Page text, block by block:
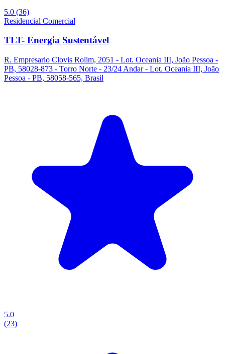
5.0 (36)
Residencial Comercial
TLT- Energia Sustentável
R. Empresario Clovis Rolim, 2051 - Lot. Oceania III, João Pessoa -
PB, 58028-873 - Torro Norte - 23/24 Andar - Lot. Oceania III, João
Pessoa - PB, 58058-565, Brasil
5.0
(23)